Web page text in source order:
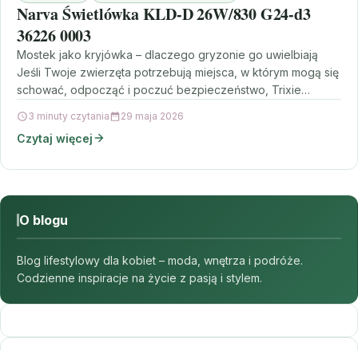
Narva Świetlówka KLD-D 26W/830 G24-d3
36226 0003
Mostek jako kryjówka – dlaczego gryzonie go uwielbiają
Jeśli Twoje zwierzęta potrzebują miejsca, w którym mogą się
schować, odpocząć i poczuć bezpieczeństwo, Trixie
3 minuty czytania 29 maja 2026
Czytaj więcej
O blogu
Blog lifestylowy dla kobiet – moda, wnętrza i podróże.
Codzienne inspiracje na życie z pasją i stylem.